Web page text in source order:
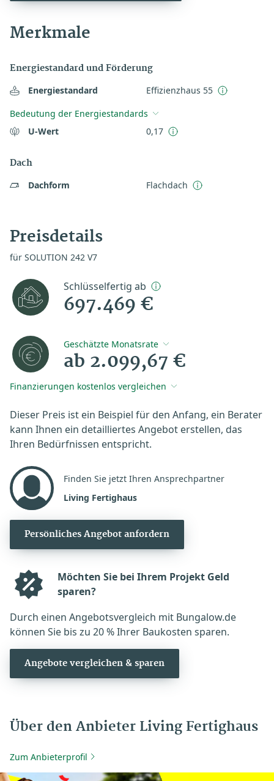
Merkmale
Energiestandard und Förderung
Energiestandard
Effizienzhaus 55
Bedeutung der Energiestandards
U-Wert
0,17
Dach
Dachform Flachdach
Preisdetails
für SOLUTION 242 V7
Schlüsselfertig ab
697.469 €
Geschätzte Monatsrate
ab 2.099,67 €
Finanzierungen kostenlos vergleichen
Dieser Preis ist ein Beispiel für den Anfang, ein Berater
kann Ihnen ein detailliertes Angebot erstellen, das
Ihren Bedürfnissen entspricht.
Finden Sie jetzt Ihren Ansprechpartner
Living Fertighaus
Persönliches Angebot anfordern
Möchten Sie bei Ihrem Projekt Geld
sparen?
Durch einen Angebotsvergleich mit Bungalow.de
können Sie bis zu 20 % Ihrer Baukosten sparen.
Angebote vergleichen & sparen
Über den Anbieter Living Fertighaus
Zum Anbieterprofil